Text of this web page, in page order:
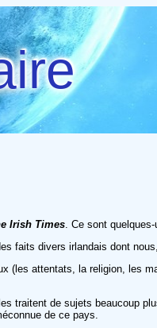
Irish Times . Ce sont
faits divers irlandais dont
(les attentats, la religion, les
traitent de sujets beaucoup
de ce pays.